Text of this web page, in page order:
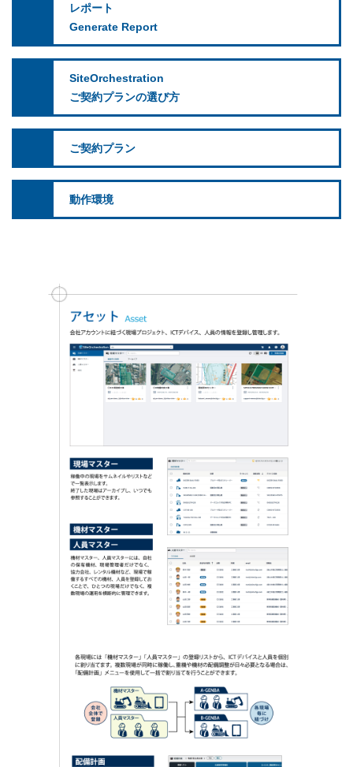
レポート
Generate Report
SiteOrchestration
ご契約プランの選び方
ご契約プラン
動作環境